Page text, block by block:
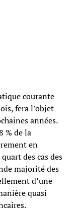
courante
fera l’objet
années.
% de la
en
des cas des
majorité des
d’une
quasi